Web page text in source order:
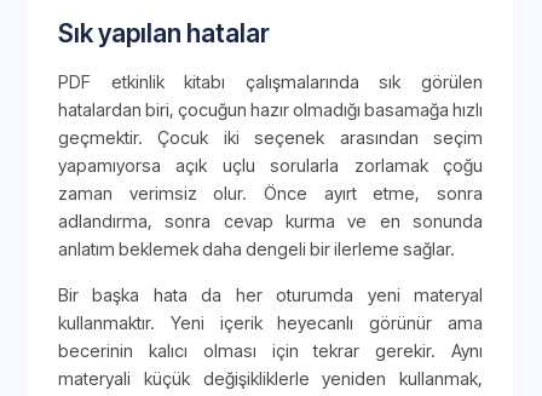
Sık yapılan hatalar
PDF etkinlik kitabı çalışmalarında sık görülen
hatalardan biri, çocuğun hazır olmadığı basamağa hızlı
geçmektir. Çocuk iki seçenek arasından seçim
yapamıyorsa açık uçlu sorularla zorlamak çoğu
zaman verimsiz olur. Önce ayırt etme, sonra
adlandırma, sonra cevap kurma ve en sonunda
anlatım beklemek daha dengeli bir ilerleme sağlar.
Bir başka hata da her oturumda yeni materyal
kullanmaktır. Yeni içerik heyecanlı görünür ama
becerinin kalıcı olması için tekrar gerekir. Aynı
materyali küçük değişikliklerle yeniden kullanmak,